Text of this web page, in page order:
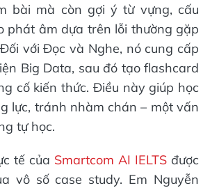
bài mà còn gợi ý từ vựng, cấu
phát âm dựa trên lỗi thường gặp
với Đọc và Nghe, nó cung cấp
Big Data, sau đó tạo flashcard
cố kiến thức. Điều này giúp học
lực, tránh nhàm chán – một vấn
tự học.
tế của Smartcom AI IELTS được
vô số case study. Em Nguyễn